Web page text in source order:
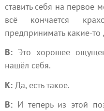
ставить себя на первое
всё кончается
предпринимать какие-то
В: Это хорошее
нашёл себя.
К: Да, есть такое.
В: И теперь из этой